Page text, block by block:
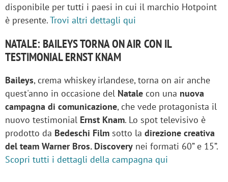
disponibile per tutti i paesi in cui il marchio Hotpoint
è presente.Trovi altri dettagli qui
NATALE: BAILEYS TORNA ON AIR CON IL
TESTIMONIAL ERNST KNAM
Baileys, crema whiskey irlandese, torna on air anche
quest'anno in occasione del Natale con una nuova
campagna di comunicazione, che vede protagonista il
nuovo testimonial Ernst Knam. Lo spot televisivo è
prodotto da Bedeschi Film sotto la direzione creativa
del team Warner Bros. Discovery nei formati 60” e 15”.
Scopri tutti i dettagli della campagna qui